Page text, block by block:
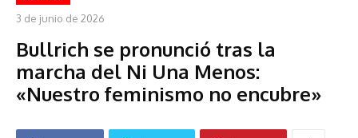
3 de junio de 2026
Bullrich se pronunció tras la
marcha del Ni Una Menos:
«Nuestro feminismo no encubre»